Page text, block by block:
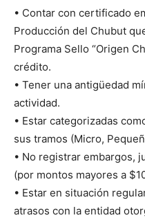
• Contar con certificado
Producción del Chubut
Programa Sello “Origen
crédito.
• Tener una antigüedad
actividad.
• Estar categorizadas
sus tramos (Micro,
• No registrar embargos,
(por montos mayores a
• Estar en situación
atrasos con la entidad